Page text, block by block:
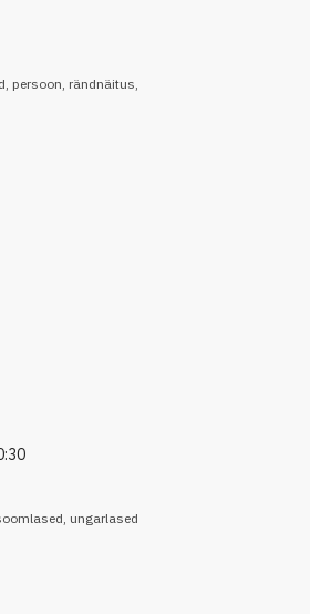
persoon rändnäitus
ungarlased